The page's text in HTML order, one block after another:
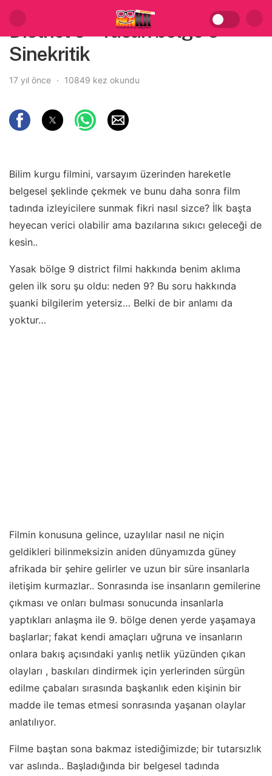
District 9 – Yasak bölge 9 –
Sinekritik
17 yıl önce 10849 kez okundu
Bilim kurgu filmini, varsayım üzerinden hareketle
belgesel şeklinde çekmek ve bunu daha sonra film
tadında izleyicilere sunmak fikri nasıl sizce? İlk başta
heyecan verici olabilir ama bazılarına sıkıcı geleceği de
kesin..
Yasak bölge 9 district filmi hakkında benim aklıma
gelen ilk soru şu oldu: neden 9? Bu soru hakkında
şuanki bilgilerim yetersiz… Belki de bir anlamı da
yoktur…
Filmin konusuna gelince, uzaylılar nasıl ne niçin
geldikleri bilinmeksizin aniden dünyamızda güney
afrikada bir şehire gelirler ve uzun bir süre insanlarla
iletişim kurmazlar.. Sonrasında ise insanların gemilerine
çıkması ve onları bulması sonucunda insanlarla
yaptıkları anlaşma ile 9. bölge denen yerde yaşamaya
başlarlar; fakat kendi amaçları uğruna ve insanların
onlara bakış açısındaki yanlış netlik yüzünden çıkan
olayları , baskıları dindirmek için yerlerinden sürgün
edilme çabaları sırasında başkanlık eden kişinin bir
madde ile temas etmesi sonrasında yaşanan olaylar
anlatılıyor.
Filme baştan sona bakmaz istediğimizde; bir tutarsızlık
var aslında.. Başladığında bir belgesel tadında